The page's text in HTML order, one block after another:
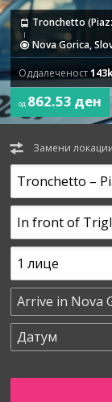
Tronchetto
Nova Gorica,
Оддалеченост
од 862.53 ден
Замени